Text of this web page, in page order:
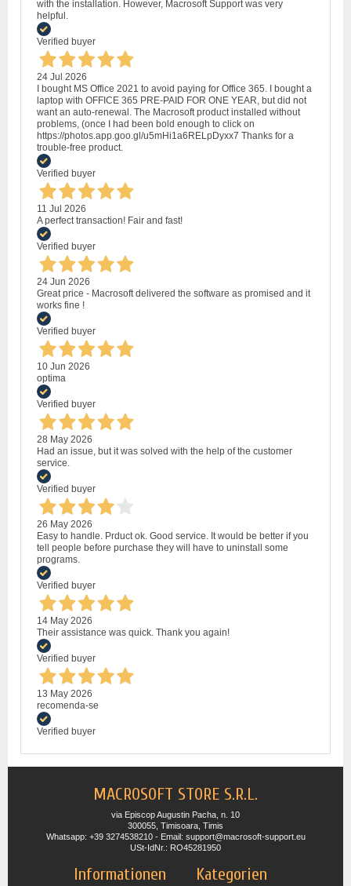
with the installation. However, Macrosoft Support was very
helpful.
Verified buyer
24 Jul 2026
I bought MS Office 2021 to avoid paying for Office 365. I bought a
laptop with OFFICE 365 PRE-PAID FOR ONE YEAR, but did not
want an auto-renewal. The Macrosoft product installed without
problems, (once I had been bold enough to click on
https://photos.app.goo.gl/u5mHi1a6RELpDyxx7 Thanks for a
trouble-free product.
Verified buyer
11 Jul 2026
A perfect transaction! Fair and fast!
Verified buyer
24 Jun 2026
Great price - Macrosoft delivered the software as promised and it
works fine !
Verified buyer
10 Jun 2026
optima
Verified buyer
28 May 2026
Had an issue, but it was solved with the help of the customer
service.
Verified buyer
26 May 2026
Easy to handle. Prduct ok. Good service. It would be better if you
tell people before purchase they will have to uninstall some
programs.
Verified buyer
14 May 2026
Their assistance was quick. Thank you again!
Verified buyer
13 May 2026
recomenda-se
Verified buyer
MACROSOFT STORE S.R.L.
via Episcop Augustin Pacha, n. 10
300055, Timisoara, Timis
Whatsapp: +39 3274538210 - Email: support@macrosoft-support.eu
USt-IdNr.: RO45281950
Informationen Kategorien